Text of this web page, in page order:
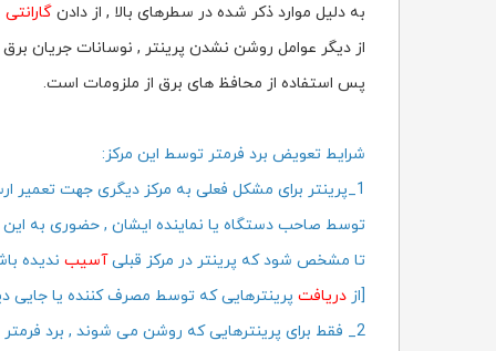
به دلیل موارد ذکر شده در سطرهای بالا , از دادن گارانتی
از دیگر عوامل روشن نشدن پرینتر , نوسانات جریان
پس استفاده از محافظ های برق از ملزومات است.
شرایط تعویض برد فرمتر توسط این مرکز:
1_پرینتر برای مشکل فعلی به مرکز دیگری جهت تعمیر ارسال
توسط صاحب دستگاه یا نماینده ایشان , حضوری به این
تا مشخص شود که پرینتر در مرکز قبلیآسیب ندیده
[از دریافت پرینترهایی که توسط مصرف کننده یا
2_ فقط برای پرینترهایی که روشن می شوند , برد